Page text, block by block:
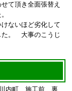
て頂き全面張替え
ないほど劣化して
た。 大事のこうじ